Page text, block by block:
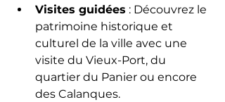
Visites guidées : Découvrez le
patrimoine historique et
culturel de la ville avec une
visite du Vieux-Port, du
quartier du Panier ou encore
des Calanques.